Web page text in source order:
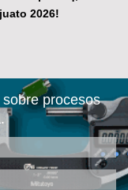
2026!
procesos